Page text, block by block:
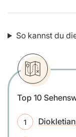
So kannst du
Top 10